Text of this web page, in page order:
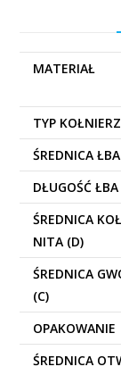
MATERIAŁ
TYP
ŚREDNICA
DŁUGOŚĆ
ŚREDNICA
NITA (D)
ŚREDNICA
(C)
OPAKOWANIE
ŚREDNICA